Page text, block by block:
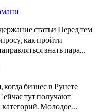
статьи Перед тем
как пройти
знать пара…
бизнес в Рунете
тут получают
категорий. Молодое…